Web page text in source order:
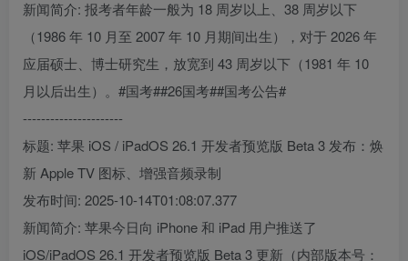
新闻简介: 报考者年龄一般为 18 周岁以上、38 周岁以下
（1986 年 10 月至 2007 年 10 月期间出生），对于 2026 年
应届硕士、博士研究生，放宽到 43 周岁以下（1981 年 10
月以后出生）。#国考##26国考##国考公告#
----------------------
标题: 苹果 iOS / iPadOS 26.1 开发者预览版 Beta 3 发布：焕
新 Apple TV 图标、增强音频录制
发布时间: 2025-10-14T01:08:07.377
新闻简介: 苹果今日向 iPhone 和 iPad 用户推送了
iOS/iPadOS 26.1 开发者预览版 Beta 3 更新（内部版本号：